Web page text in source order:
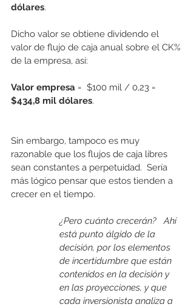
dólares.
Dicho valor se obtiene dividendo el
valor de flujo de caja anual sobre el CK%
de la empresa, así:
Valor empresa =  $100 mil / 0,23 =
$434,8 mil dólares.
Sin embargo, tampoco es muy
razonable que los flujos de caja libres
sean constantes a perpetuidad.  Sería
más lógico pensar que estos tienden a
crecer en el tiempo.
¿Pero cuánto crecerán?   Ahí
está punto álgido de la
decisión, por los elementos
de incertidumbre que están
contenidos en la decisión y
en las proyecciones, y que
cada inversionista analiza a